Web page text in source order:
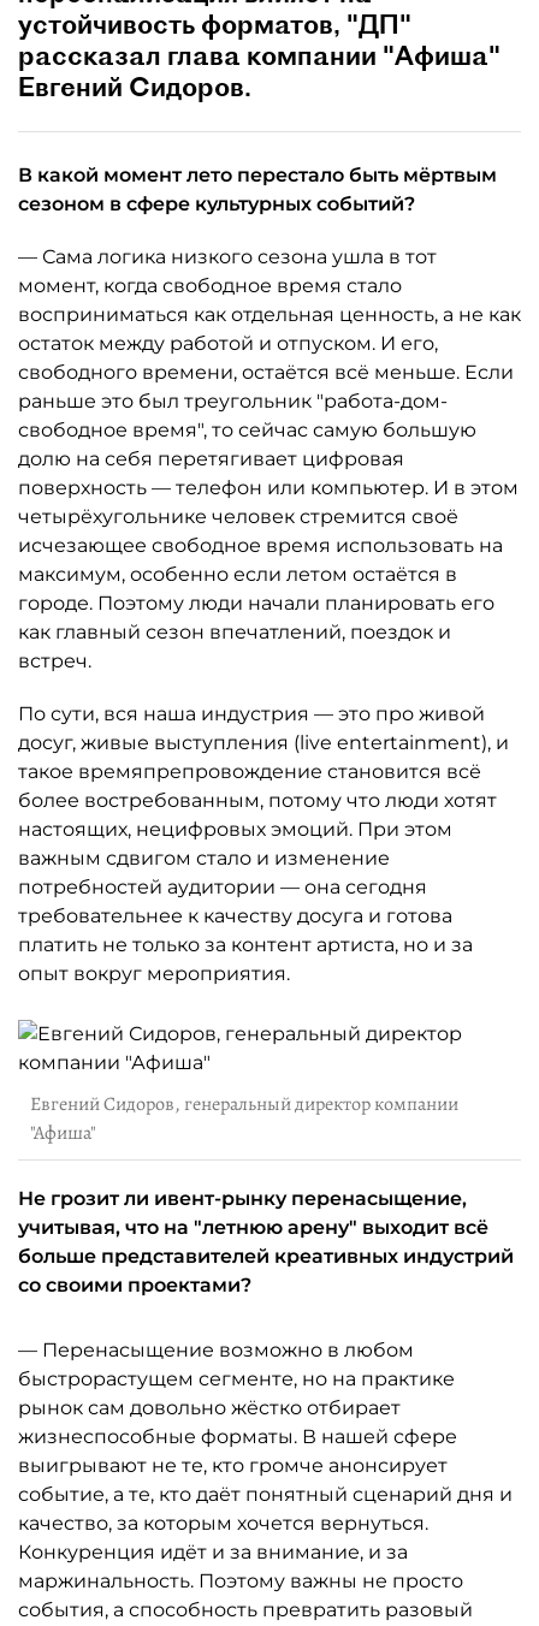
устойчивость форматов, "ДП"
рассказал глава компании "Афиша"
Евгений Сидоров.
В какой момент лето перестало быть мёртвым
сезоном в сфере культурных событий?
— Сама логика низкого сезона ушла в тот
момент, когда свободное время стало
восприниматься как отдельная ценность, а не как
остаток между работой и отпуском. И его,
свободного времени, остаётся всё меньше. Если
раньше это был треугольник "работа-дом-
свободное время", то сейчас самую большую
долю на себя перетягивает цифровая
поверхность — телефон или компьютер. И в этом
четырёхугольнике человек стремится своё
исчезающее свободное время использовать на
максимум, особенно если летом остаётся в
городе. Поэтому люди начали планировать его
как главный сезон впечатлений, поездок и
встреч.
По сути, вся наша индустрия — это про живой
досуг, живые выступления (live entertainment), и
такое времяпрепровождение становится всё
более востребованным, потому что люди хотят
настоящих, нецифровых эмоций. При этом
важным сдвигом стало и изменение
потребностей аудитории — она сегодня
требовательнее к качеству досуга и готова
платить не только за контент артиста, но и за
опыт вокруг мероприятия.
Евгений Сидоров, генеральный директор компании
"Афиша"
Не грозит ли ивент-рынку перенасыщение,
учитывая, что на "летнюю арену" выходит всё
больше представителей креативных индустрий
со своими проектами?
— Перенасыщение возможно в любом
быстрорастущем сегменте, но на практике
рынок сам довольно жёстко отбирает
жизнеспособные форматы. В нашей сфере
выигрывают не те, кто громче анонсирует
событие, а те, кто даёт понятный сценарий дня и
качество, за которым хочется вернуться.
Конкуренция идёт и за внимание, и за
маржинальность. Поэтому важны не просто
события, а способность превратить разовый